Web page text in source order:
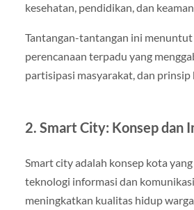
kesehatan, pendidikan, dan
Tantangan-tantangan ini
perencanaan terpadu yang
partisipasi masyarakat, dan
2. Smart City: Konsep dan
Smart city adalah konsep kota
teknologi informasi dan
meningkatkan kualitas hidup